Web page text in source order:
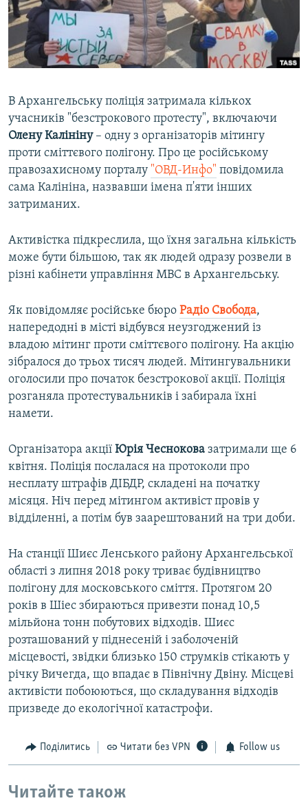
ВІДЕОУРОКИ «ELIFBE»
СВІДЧЕННЯ ОКУПАЦІЇ
УКРАЇНСЬКА ПРОБЛЕМА КРИМУ
Русский
Qırımtatar
Усі сайти RFE/RL
В Архангельську поліція затримала кількох
учасників "безстрокового протесту", включаючи
Олену Калініну – одну з організаторів мітингу
проти сміттєвого полігону. Про це російському
правозахисному порталу "ОВД-Инфо" повідомила
сама Калініна, назвавши імена п'яти інших
затриманих.
Активістка підкреслила, що їхня загальна кількість
може бути більшою, так як людей одразу розвели в
різні кабінети управління МВС в Архангельську.
Як повідомляє російське бюро Радіо Свобода,
напередодні в місті відбувся неузгоджений із
владою мітинг проти сміттєвого полігону. На акцію
зібралося до трьох тисяч людей. Мітингувальники
оголосили про початок безстрокової акції. Поліція
розганяла протестувальників і забирала їхні
намети.
Організатора акції Юрія Чеснокова затримали ще 6
квітня. Поліція послалася на протоколи про
несплату штрафів ДІБДР, складені на початку
місяця. Ніч перед мітингом активіст провів у
відділенні, а потім був заарештований на три доби.
На станції Шиєс Ленського району Архангельської
області з липня 2018 року триває будівництво
полігону для московського сміття. Протягом 20
років в Шіес збираються привезти понад 10,5
мільйона тонн побутових відходів. Шиєс
розташований у піднесеній і заболоченій
місцевості, звідки близько 150 струмків стікають у
річку Вичегда, що впадає в Північну Двіну. Місцеві
активісти побоюються, що складування відходів
призведе до екологічної катастрофи.
Поділитись Читати без VPN Follow us
Читайте також